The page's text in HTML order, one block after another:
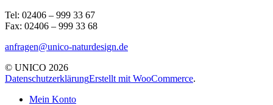
Tel: 02406 – 999 33 67
Fax: 02406 – 999 33 68
anfragen@unico-naturdesign.de
© UNICO 2026
DatenschutzerklärungErstellt mit WooCommerce.
Mein Konto